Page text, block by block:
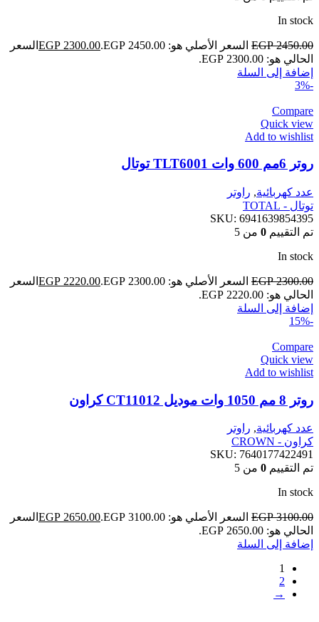
In stock
EGP2450.00 السعر الأصلي هو: EGP 2450.00. EGP 2300.00
السعر
الحالي هو: EGP 2300.00.
إضافة إلى السلة
-3%
Compare
Quick view
Add to wishlist
روتر 6مم 600 وات TLT6001 توتال
عدد كهربائية, راوتر
توتال - TOTAL
SKU: 6941639854395
تم التقييم 0 من 5
In stock
EGP2300.00 السعر الأصلي هو: EGP 2300.00. EGP 2220.00
السعر
الحالي هو: EGP 2220.00.
إضافة إلى السلة
-15%
Compare
Quick view
Add to wishlist
روتر 8 مم 1050 وات موديل CT11012 كراون
عدد كهربائية, راوتر
كراون - CROWN
SKU: 7640177422491
تم التقييم 0 من 5
In stock
EGP3100.00 السعر الأصلي هو: EGP 3100.00. EGP 2650.00
السعر
الحالي هو: EGP 2650.00.
إضافة إلى السلة
1
2
→